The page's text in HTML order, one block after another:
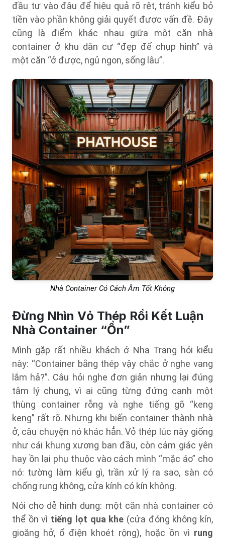
đầu tư vào đâu để hiệu quả rõ rệt, tránh kiểu bỏ
tiền vào phần không giải quyết được vấn đề. Đây
cũng là điểm khác nhau giữa một căn nhà
container ở khu dân cư “đẹp để chụp hình” và
một căn “ở được, ngủ ngon, sống lâu”.
Nhà Container Có Cách Âm Tốt Không
Đừng Nhìn Vỏ Thép Rồi Kết Luận
Nhà Container “Ồn”
Mình gặp rất nhiều khách ở Nha Trang hỏi kiểu
này: “Container bằng thép vậy chắc ở nghe vang
lắm hả?”. Câu hỏi nghe đơn giản nhưng lại đúng
tâm lý chung, vì ai cũng từng đứng cạnh một
thùng container rỗng và nghe tiếng gõ “keng
keng” rất rõ. Nhưng khi biến container thành nhà
ở, câu chuyện nó khác hẳn. Vỏ thép lúc này giống
như cái khung xương ban đầu, còn cảm giác yên
hay ồn lại phụ thuộc vào cách mình “mặc áo” cho
nó: tường làm kiểu gì, trần xử lý ra sao, sàn có
chống rung không, cửa kính có kín không.
Nói cho dễ hình dung: một căn nhà container có
thể ồn vì tiếng lọt qua khe (cửa đóng không kín,
gioăng hở, ổ điện khoét rộng), hoặc ồn vì rung